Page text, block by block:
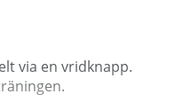
via en vridknapp.